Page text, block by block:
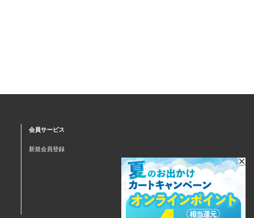
会員サービス
新規会員登録